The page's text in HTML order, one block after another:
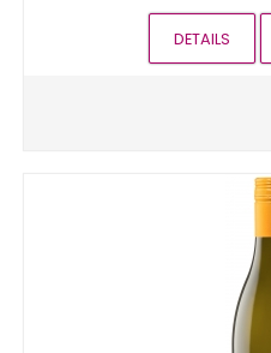
DETAILS